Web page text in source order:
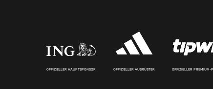
OFFIZIELLER HAUPTSPONSOR OFFIZIELLER AUSRÜSTER OFFIZIELLER PREMIUM-